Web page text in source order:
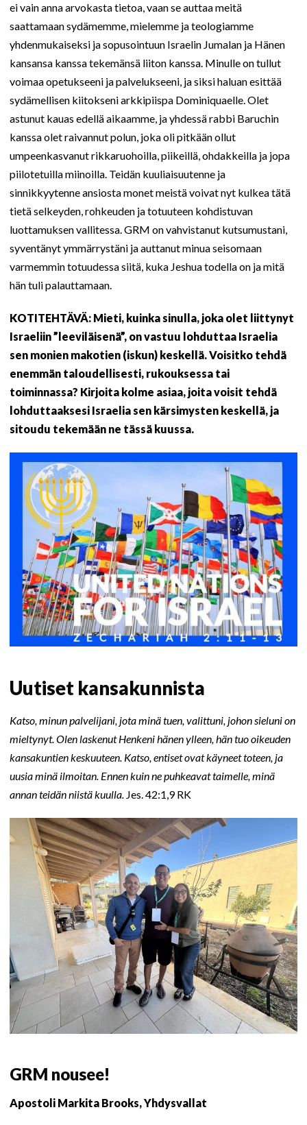
ei vain anna arvokasta tietoa, vaan se auttaa meitä
saattamaan sydämemme, mielemme ja teologiamme
yhdenmukaiseksi ja sopusointuun Israelin Jumalan ja Hänen
kansansa kanssa tekemänsä liiton kanssa. Minulle on tullut
voimaa opetukseeni ja palvelukseeni, ja siksi haluan esittää
sydämellisen kiitokseni arkkipiispa Dominiquaelle. Olet
astunut kauas edellä aikaamme, ja yhdessä rabbi Baruchin
kanssa olet raivannut polun, joka oli pitkään ollut
umpeenkasvanut rikkaruohoilla, piikeillä, ohdakkeilla ja jopa
piilotetuilla miinoilla. Teidän kuuliaisuutenne ja
sinnikkyytenne ansiosta monet meistä voivat nyt kulkea tätä
tietä selkeyden, rohkeuden ja totuuteen kohdistuvan
luottamuksen vallitessa. GRM on vahvistanut kutsumustani,
syventänyt ymmärrystäni ja auttanut minua seisomaan
varmemmin totuudessa siitä, kuka Jeshua todella on ja mitä
hän tuli palauttamaan.
KOTITEHTÄVÄ: Mieti, kuinka sinulla, joka olet liittynyt
Israeliin ”leeviläisenä”, on vastuu lohduttaa Israelia
sen monien makotien (iskun) keskellä. Voisitko tehdä
enemmän taloudellisesti, rukouksessa tai
toiminnassa? Kirjoita kolme asiaa, joita voisit tehdä
lohduttaaksesi Israelia sen kärsimysten keskellä, ja
sitoudu tekemään ne tässä kuussa.
Uutiset kansakunnista
Katso, minun palvelijani, jota minä tuen, valittuni, johon sieluni on
mieltynyt. Olen laskenut Henkeni hänen ylleen, hän tuo oikeuden
kansakuntien keskuuteen. Katso, entiset ovat käyneet toteen, ja
uusia minä ilmoitan. Ennen kuin ne puhkeavat taimelle, minä
annan teidän niistä kuulla. Jes. 42:1,9 RK
GRM nousee!
Apostoli Markita Brooks, Yhdysvallat